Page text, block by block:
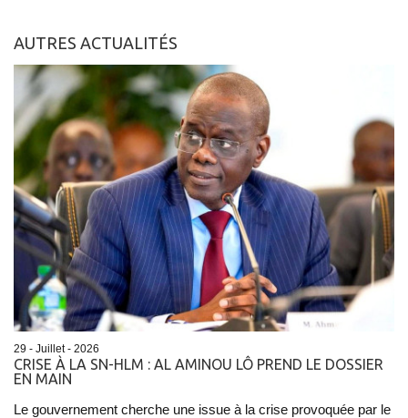
AUTRES ACTUALITÉS
29 - Juillet - 2026
CRISE À LA SN-HLM : AL AMINOU LÔ PREND LE DOSSIER
EN MAIN
Le gouvernement cherche une issue à la crise provoquée par le